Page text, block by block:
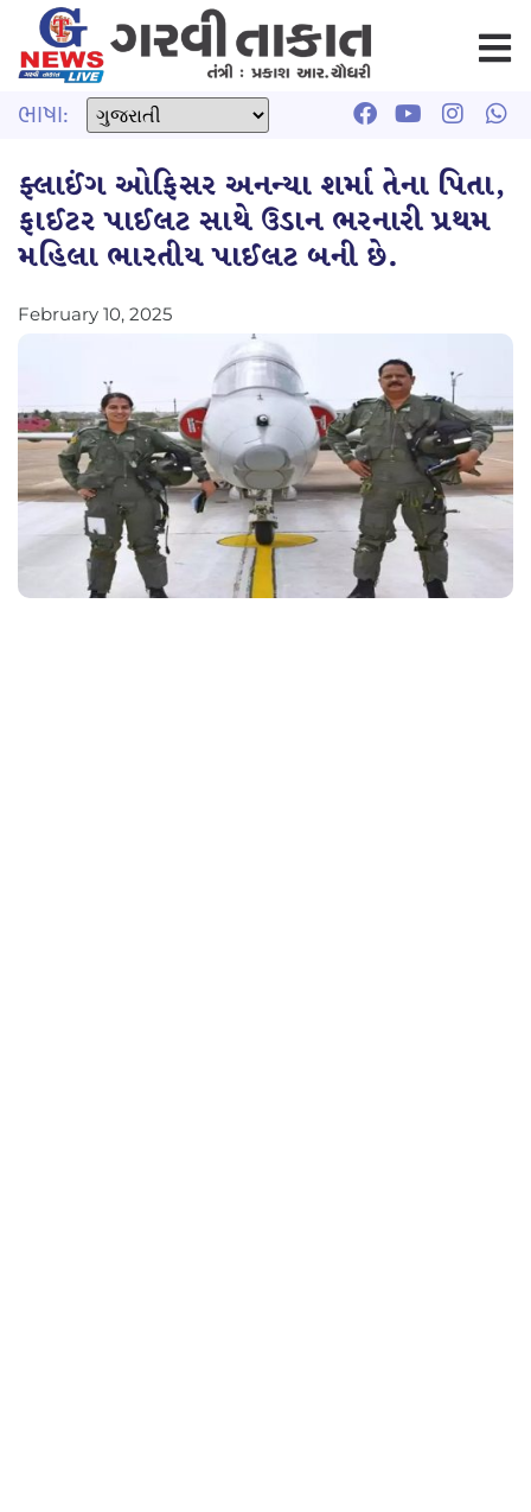
ભાષા:
ફ્લાઈંગ ઓફિસર અનન્યા શર્મા તેના પિતા,
ફાઈટર પાઈલટ સાથે ઉડાન ભરનારી પ્રથમ
મહિલા ભારતીય પાઈલટ બની છે.
February 10, 2025